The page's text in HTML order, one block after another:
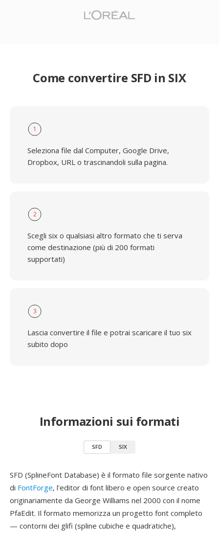
Come convertire SFD in SIX
1
Seleziona file dal Computer, Google Drive,
Dropbox, URL o trascinandoli sulla pagina.
2
Scegli six o qualsiasi altro formato che ti serva
come destinazione (più di 200 formati
supportati)
3
Lascia convertire il file e potrai scaricare il tuo six
subito dopo
Informazioni sui formati
SFD SIX
SFD (SplineFont Database) è il formato file sorgente nativo
di FontForge, l'editor di font libero e open source creato
originariamente da George Williams nel 2000 con il nome
PfaEdit. Il formato memorizza un progetto font completo
— contorni dei glifi (spline cubiche e quadratiche),